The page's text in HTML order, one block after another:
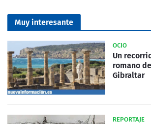
Muy interesante
OCIO
Un
romano
Gibraltar
REPORTAJE